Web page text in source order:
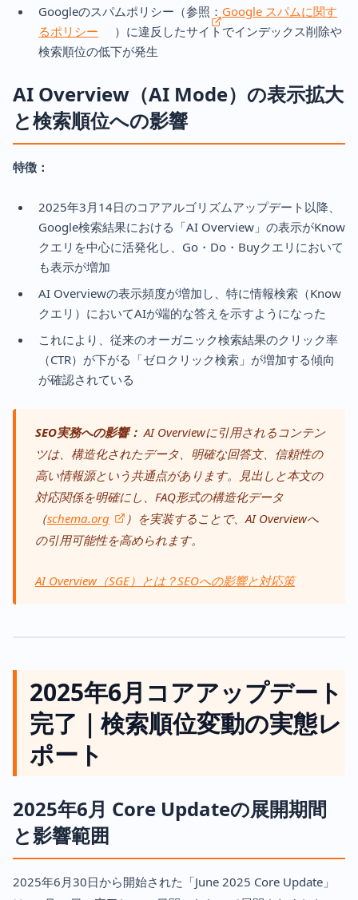
Googleのスパムポリシー（参照： Google スパムに関す
るポリシー
）に違反したサイトでインデックス削除や
検索順位の低下が発生
AI Overview（AI Mode）の表示拡大
と検索順位への影響
特徴：
2025年3月14日のコアアルゴリズムアップデート以降、
Google検索結果における「AI Overview」の表示がKnow
クエリを中心に活発化し、Go・Do・Buyクエリにおいて
も表示が増加
AI Overviewの表示頻度が増加し、特に情報検索（Know
クエリ）においてAIが端的な答えを示すようになった
これにより、従来のオーガニック検索結果のクリック率
（CTR）が下がる「ゼロクリック検索」が増加する傾向
が確認されている
SEO実務への影響： AI Overviewに引用されるコンテン
ツは、構造化されたデータ、明確な回答文、信頼性の
高い情報源という共通点があります。見出しと本文の
対応関係を明確にし、FAQ形式の構造化データ
（schema.org
）を実装することで、AI Overviewへ
の引用可能性を高められます。
AI Overview（SGE）とは？SEOへの影響と対応策
2025年6月コアアップデート
完了｜検索順位変動の実態レ
ポート
2025年6月 Core Updateの展開期間
と影響範囲
2025年6月30日から開始された「June 2025 Core Update」